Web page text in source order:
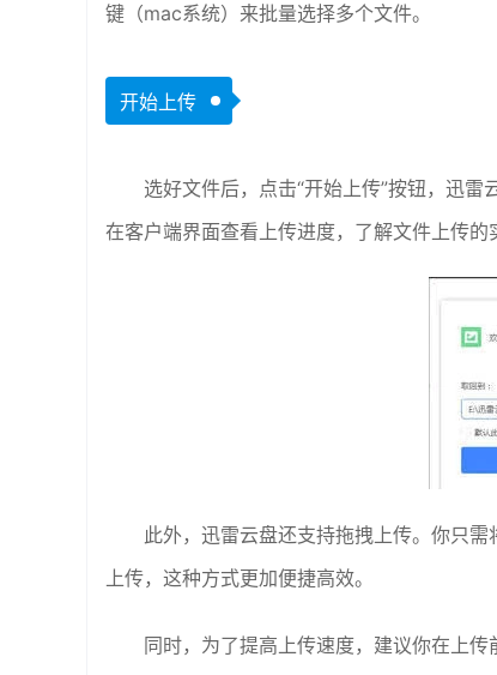
键（mac系统）来批量选择多个文件。
开始上传
选好文件后，点击“开始上传”按钮，迅
在客户端界面查看上传进度，了解文件上传的
此外，迅雷云盘还支持拖拽上传。你只
上传，这种方式更加便捷高效。
同时，为了提高上传速度，建议你在上